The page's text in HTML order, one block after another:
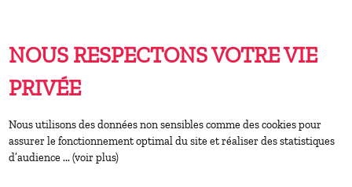
24 26
NOUS RESPECTONS VOTRE VIE
PRIVÉE
Nous utilisons des données non sensibles comme des cookies pour
assurer le fonctionnement optimal du site et réaliser des statistiques
d’audience ... (voir plus)